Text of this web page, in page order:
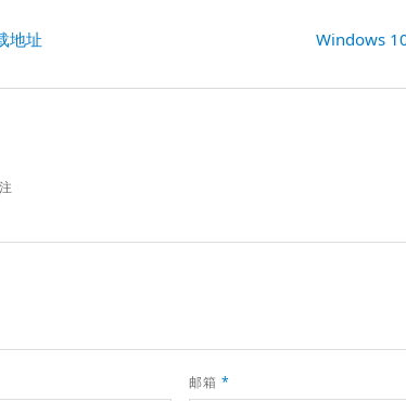
地址
篇：
Windows
邮箱 *